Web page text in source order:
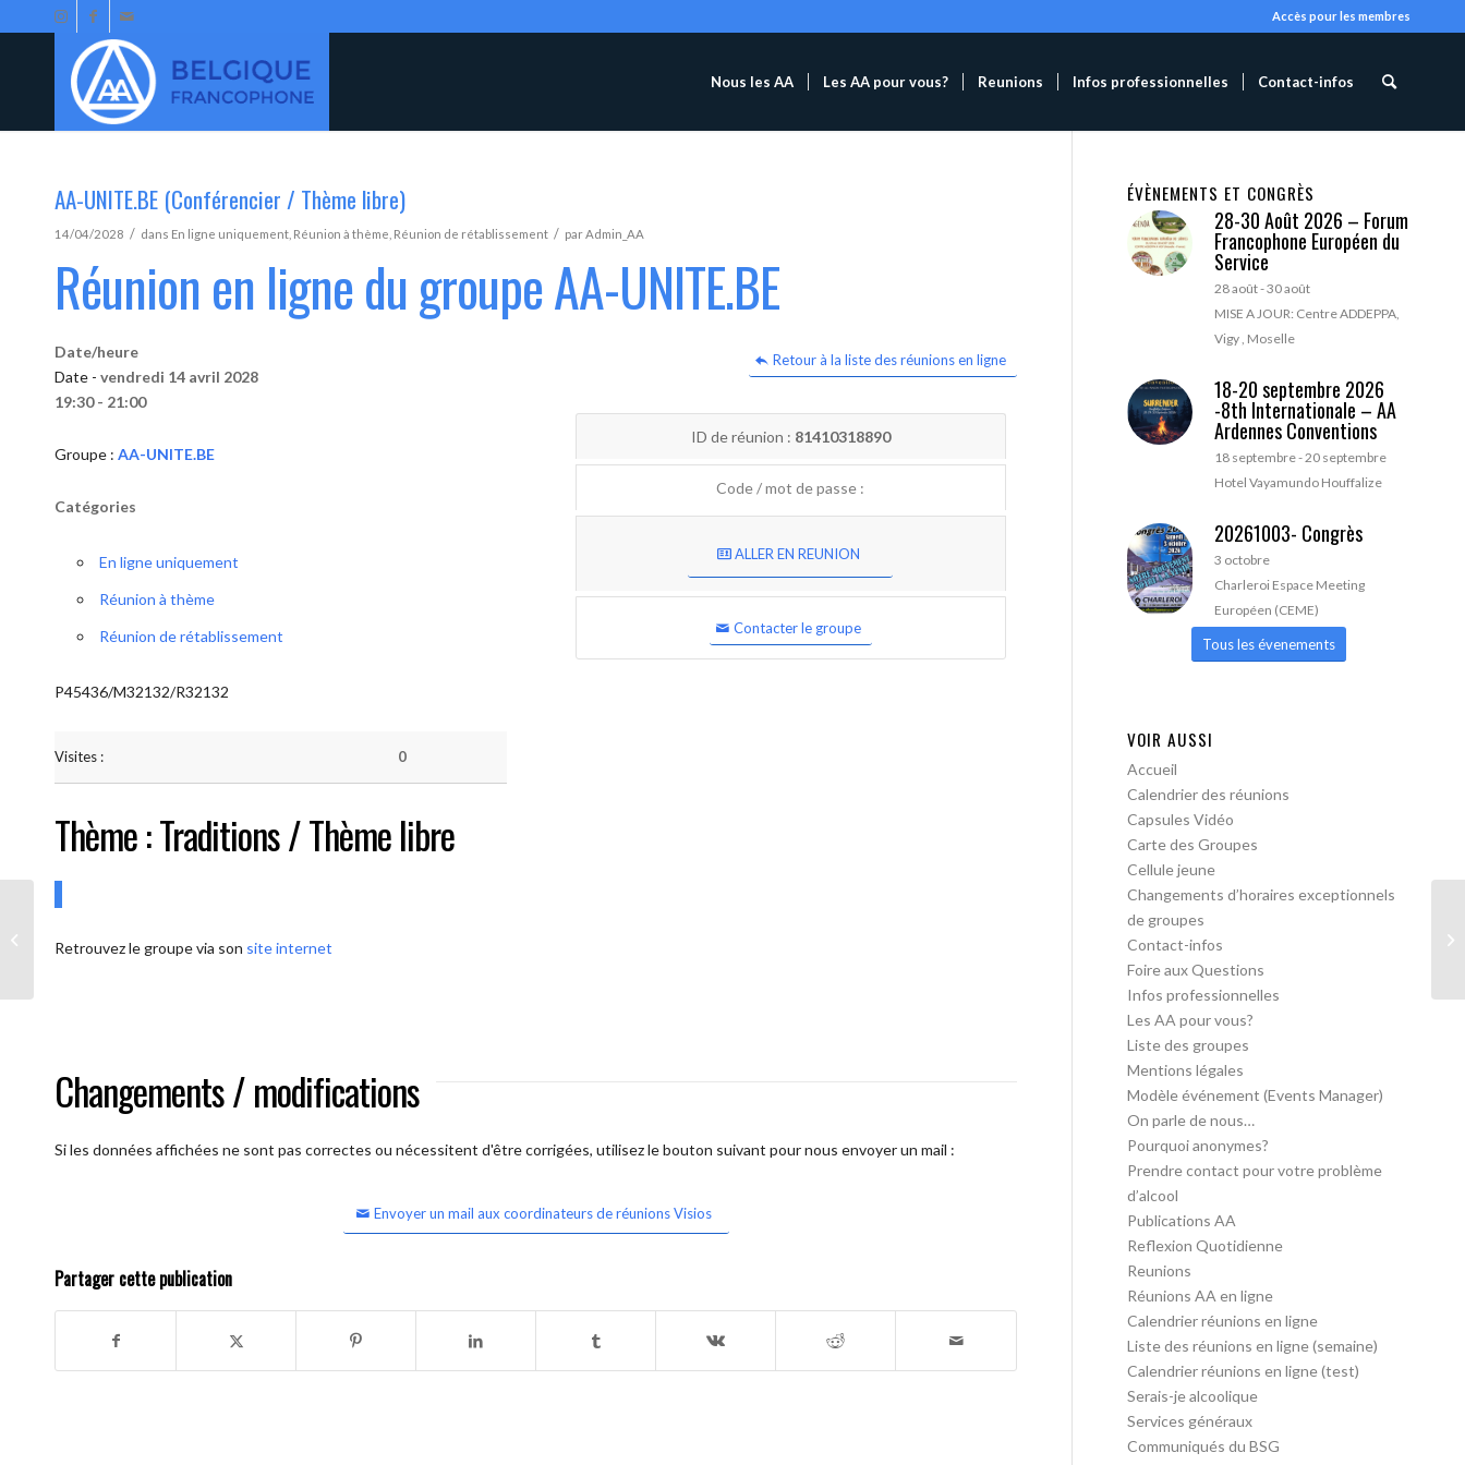
Accès pour les membres
Nous les AA Les AA pour vous? Reunions Infos professionnelles Contact-infos
AA-UNITE.BE (Conférencier / Thème libre)
14/04/2028 / dans En ligne uniquement Réunion à thème Réunion de rétablissement / parAdmin_AA
Réunion en ligne du groupe AA-UNITE.BE
Retour à la liste des réunions en ligne
Date/heure
Date - vendredi 14 avril 2028
19:30 - 21:00
Groupe : AA-UNITE.BE
Catégories
En ligne uniquement
Réunion à thème
Réunion de rétablissement
P45436/M32132/R32132
Visites : 0
ID de réunion : 81410318890
Code / mot de passe :
ALLER EN REUNION
Contacter le groupe
Thème : Traditions / Thème libre
Retrouvez le groupe via son site internet
Changements / modifications
Si les données affichées ne sont pas correctes ou nécessitent d'être corrigées, utilisez le bouton suivant pour nous envoyer un mail :
Envoyer un mail aux coordinateurs de réunions Visios
Partager cette publication
ÉVÈNEMENTS ET CONGRÈS
28-30 Août 2026 – Forum
Francophone Européen du
Service
28 août-30 août
MISE A JOUR: Centre ADDEPPA,
Vigy , Moselle
18-20 septembre 2026
-8th Internationale – AA
Ardennes Conventions
18 septembre-20 septembre
Hotel Vayamundo Houffalize
20261003- Congrès
3 octobre
Charleroi Espace Meeting
Européen (CEME)
Tous les évenements
VOIR AUSSI
Accueil
Calendrier des réunions
Capsules Vidéo
Carte des Groupes
Cellule jeune
Changements d’horaires exceptionnels
de groupes
Contact-infos
Foire aux Questions
Infos professionnelles
Les AA pour vous?
Liste des groupes
Mentions légales
Modèle événement (Events Manager)
On parle de nous…
Pourquoi anonymes?
Prendre contact pour votre problème
d’alcool
Publications AA
Reflexion Quotidienne
Reunions
Réunions AA en ligne
Calendrier réunions en ligne
Liste des réunions en ligne (semaine)
Calendrier réunions en ligne (test)
Serais-je alcoolique
Services généraux
Communiqués du BSG
libre)